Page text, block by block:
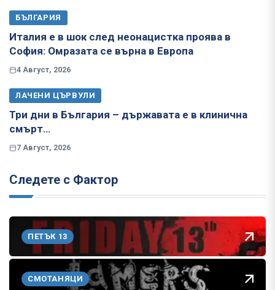
БЪЛГАРИЯ
Италия е в шок след неонацистка проява в
София: Омразата се върна в Европа
4 Август, 2026
ЛАЧЕНИ ЦЪРВУЛИ
Три дни в България – държавата е в клинична
смърт…
7 Август, 2026
Следете с Фактор
ПЕТЪК 13
СМОТАНЯЦИ